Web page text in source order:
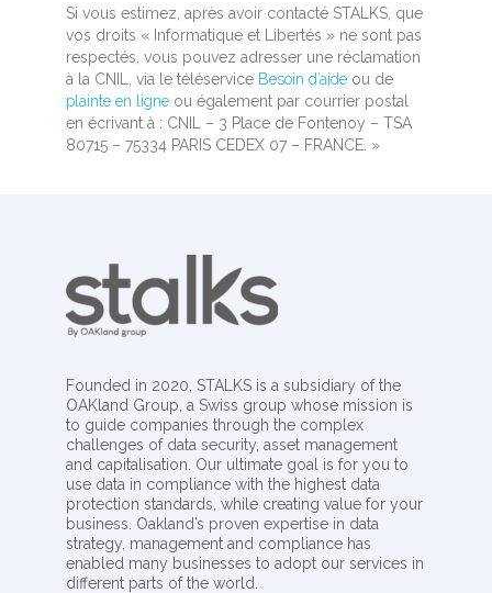
Si vous estimez, après avoir contacté STALKS, que
vos droits « Informatique et Libertés » ne sont pas
respectés, vous pouvez adresser une réclamation
à la CNIL, via le téléservice Besoin d’aideou de
plainte en ligneou également par courrier postal
en écrivant à : CNIL – 3 Place de Fontenoy – TSA
80715 – 75334 PARIS CEDEX 07 – FRANCE. »
Founded in 2020, STALKS is a subsidiary of the
OAKland Group, a Swiss group whose mission is
to guide companies through the complex
challenges of data security, asset management
and capitalisation. Our ultimate goal is for you to
use data in compliance with the highest data
protection standards, while creating value for your
business. Oakland’s proven expertise in data
strategy, management and compliance has
enabled many businesses to adopt our services in
different parts of the world.